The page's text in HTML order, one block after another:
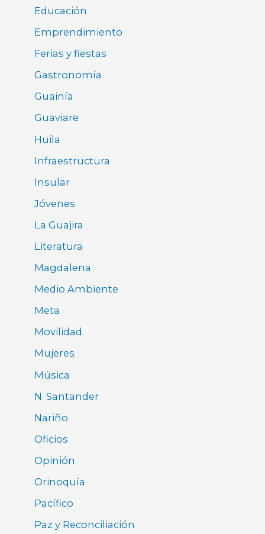
Educación
Emprendimiento
Ferias y fiestas
Gastronomía
Guainía
Guaviare
Huila
Infraestructura
Insular
Jóvenes
La Guajira
Literatura
Magdalena
Medio Ambiente
Meta
Movilidad
Mujeres
Música
N. Santander
Nariño
Oficios
Opinión
Orinoquía
Pacífico
Paz y Reconciliación